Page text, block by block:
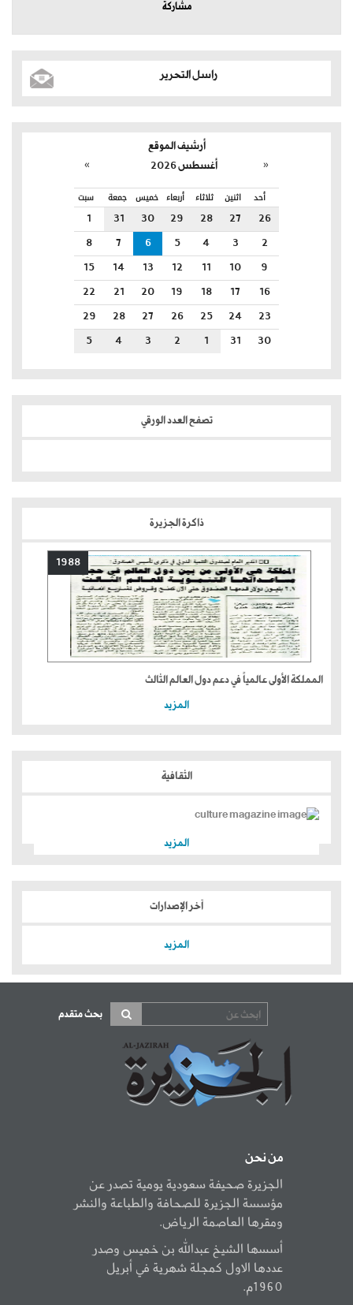
مشاركة
راسل التحرير
أرشيف الموقع
«
» أغسطس 2026
أحد اثنين ثلاثاء أربعاء خميس جمعة سبت
26
27
28
29
30
31
1
2
3
4
5
6
7
8
9
10
11
12
13
14
15
16
17
18
19
20
21
22
23
24
25
26
27
28
29
30
31
1
2
3
4
5
تصفح العدد الورقي
ذاكرة الجزيرة
1988
المملكة الأولى عالمياً في دعم دول العالم الثالث
المزيد
الثقافية
المزيد
آخر الإصدارات
المزيد
بحث متقدم
من نحن
الجزيرة صحيفة سعودية يومية تصدر عن
مؤسسة الجزيرة للصحافة والطباعة والنشر
ومقرها العاصمة الرياض.
أسسها الشيخ عبدالله بن خميس وصدر
عددها الاول كمجلة شهرية في أبريل
1960م.